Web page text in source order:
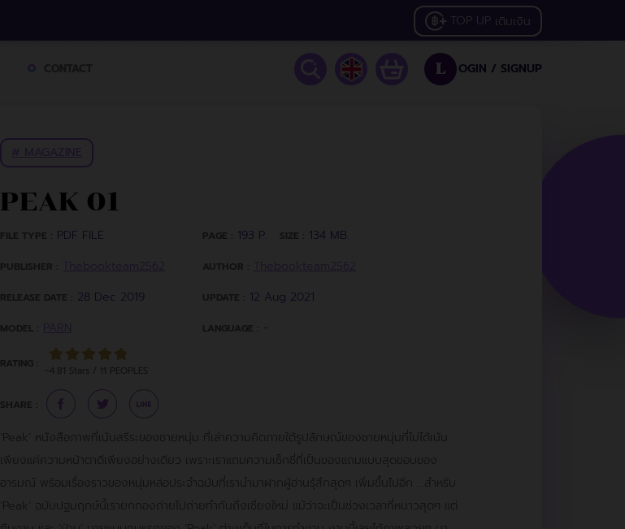
TOP UP เติมเงิน
L OGIN / SIGNUP
PEAK 01
FILE TYPE : PDF FILE
PUBLISHER :
RELEASE DATE : 28 Dec 2019
MODEL :
PAGE : 193 P. SIZE : 134 MB.
AUTHOR :
UPDATE : 12 Aug 2021
LANGUAGE : -
RATING :
~4.81 Stars / 11 PEOPLES
SHARE :
‘Peak’ หนังสือภาพที่เน้นสรีระของชายหนุ่ม ที่เล่าความคิดภายใต้รูปลักษณ์ของชายหนุ่มที่ไม่ได้เน้น
เพียงแค่ความหน้าตาดีเพียงอย่างเดียว เพราะเราแถมความเซ็กซี่ที่เป็นของแถมแบบสุดขอบของ
อารมณ์ พร้อมเรื่องราวของหนุ่มหล่อประจำฉบับที่เรานำมาฝากผู้อ่านรุ้สึกสุดๆ เพิ่มขึ้นไปอีก ...สำหรับ
‘Peak’ ฉบับปฐมฤกษ์นี้เรายกกองถ่ายไปถ่ายทำกันถึงเชียงใหม่ แม้ว่าจะเป็นช่วงเวลาที่หนาวสุดๆ แต่